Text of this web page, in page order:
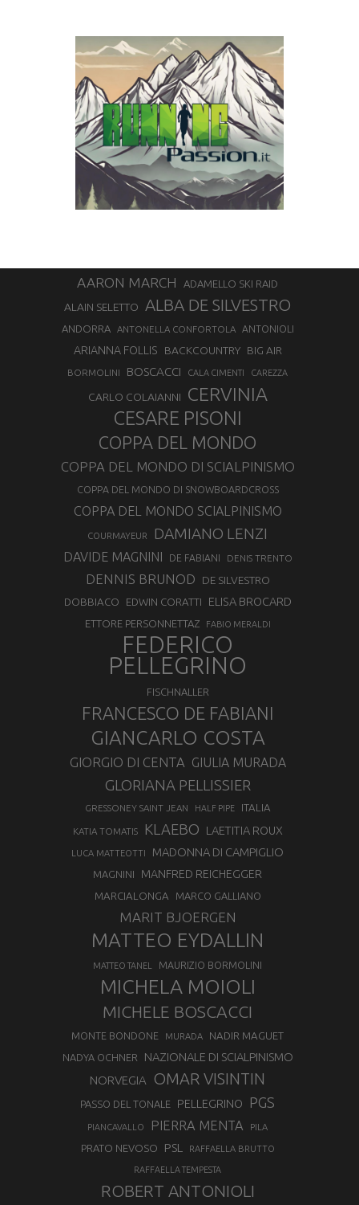
AARON MARCH ADAMELLO SKI RAID
ALAIN SELETTO ALBA DE SILVESTRO
ANDORRA ANTONELLA CONFORTOLA ANTONIOLI
ARIANNA FOLLIS BACKCOUNTRY BIG AIR
BORMOLINI BOSCACCI CALA CIMENTI CAREZZA
CARLO COLAIANNI CERVINIA
CESARE PISONI
COPPA DEL MONDO
COPPA DEL MONDO DI SCIALPINISMO
COPPA DEL MONDO DI SNOWBOARDCROSS
COPPA DEL MONDO SCIALPINISMO
COURMAYEUR DAMIANO LENZI
DAVIDE MAGNINI DE FABIANI DENIS TRENTO
DENNIS BRUNOD DE SILVESTRO
DOBBIACO EDWIN CORATTI ELISA BROCARD
ETTORE PERSONNETTAZ FABIO MERALDI
FEDERICO
PELLEGRINO
FISCHNALLER
FRANCESCO DE FABIANI
GIANCARLO COSTA
GIORGIO DI CENTA GIULIA MURADA
GLORIANA PELLISSIER
GRESSONEY SAINT JEAN HALF PIPE ITALIA
KATIA TOMATIS KLAEBO LAETITIA ROUX
LUCA MATTEOTTI MADONNA DI CAMPIGLIO
MAGNINI MANFRED REICHEGGER
MARCIALONGA MARCO GALLIANO
MARIT BJOERGEN
MATTEO EYDALLIN
MATTEO TANEL MAURIZIO BORMOLINI
MICHELA MOIOLI
MICHELE BOSCACCI
MONTE BONDONE MURADA NADIR MAGUET
NADYA OCHNER
NAZIONALE DI SCIALPINISMO
NORVEGIA
OMAR VISINTIN
PASSO DEL TONALE PELLEGRINO PGS
PIANCAVALLO PIERRA MENTA PILA
PRATO NEVOSO PSL RAFFAELLA BRUTTO
RAFFAELLA TEMPESTA
ROBERT ANTONIOLI